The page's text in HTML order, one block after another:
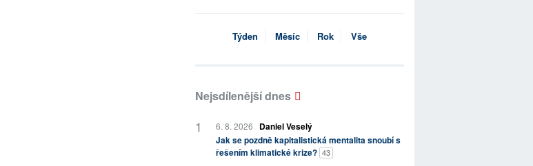
Týden Měsíc Rok Vše
Nejsdílenější dnes
6. 8. 2026
Daniel Veselý
Jak se pozdně kapitalistická mentalita snoubí s
řešením klimatické krize? 43